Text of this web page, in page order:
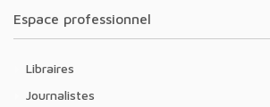
Espace professionnel
Libraires
Journalistes